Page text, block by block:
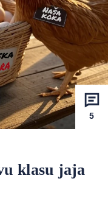
5
klasu jaja